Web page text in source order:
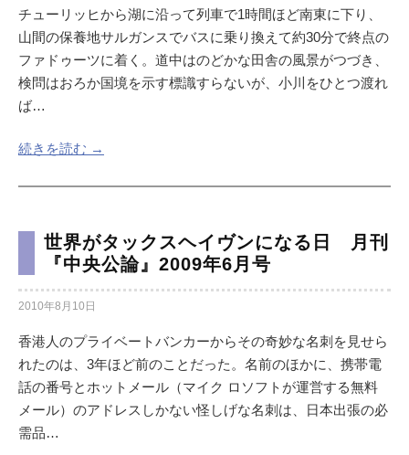
チューリッヒから湖に沿って列車で1時間ほど南東に下り、
山間の保養地サルガンスでバスに乗り換えて約30分で終点の
ファドゥーツに着く。道中はのどかな田舎の風景がつづき、
検問はおろか国境を示す標識すらないが、小川をひとつ渡れ
ば…
続きを読む →
世界がタックスヘイヴンになる日 月刊
『中央公論』2009年6月号
2010年8月10日
香港人のプライベートバンカーからその奇妙な名刺を見せら
れたのは、3年ほど前のことだった。名前のほかに、携帯電
話の番号とホットメール（マイク ロソフトが運営する無料
メール）のアドレスしかない怪しげな名刺は、日本出張の必
需品…